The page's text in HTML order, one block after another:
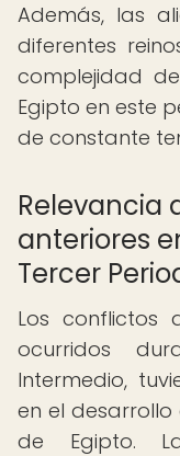
Además, las
diferentes
complejidad
Egipto en este
de constante
Relevancia
anteriores
Tercer
Los conflictos
ocurridos
Intermedio,
en el desarrollo
de Egipto.